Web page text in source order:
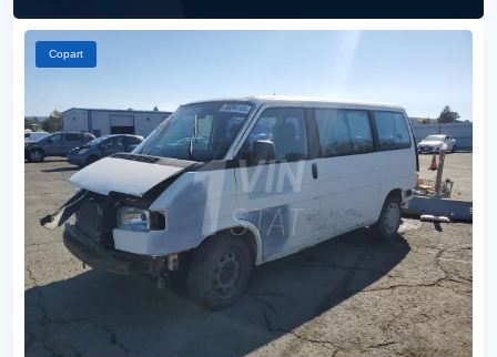
Copart